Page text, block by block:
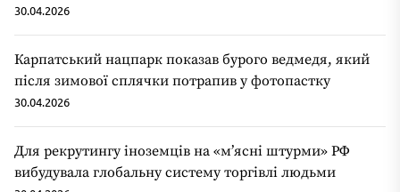
30.04.2026
Карпатський нацпарк показав бурого ведмедя, який
після зимової сплячки потрапив у фотопастку
30.04.2026
Для рекрутингу іноземців на «мʼясні штурми» РФ
вибудувала глобальну систему торгівлі людьми